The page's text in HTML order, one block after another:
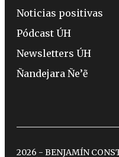
Noticias positivas
Pódcast ÚH
Newsletters ÚH
Ñandejara Ñe’ẽ
2026 - BENJAMÍN